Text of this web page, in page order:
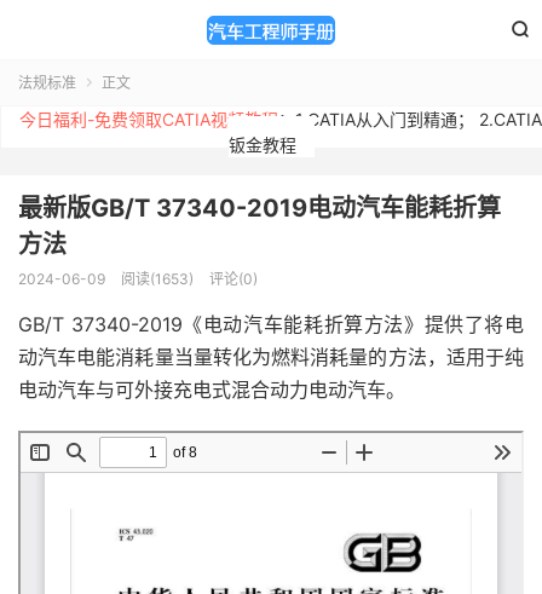

法规标准  正文
今日福利-免费领取CATIA视频教程： 1.CATIA从入门到精通； 2.CATIA
钣金教程
最新版GB/T 37340-2019电动汽车能耗折算
方法
2024-06-09 阅读(1653) 评论(0)
GB/T 37340-2019《电动汽车能耗折算方法》提供了将电
动汽车电能消耗量当量转化为燃料消耗量的方法，适用于纯
电动汽车与可外接充电式混合动力电动汽车。